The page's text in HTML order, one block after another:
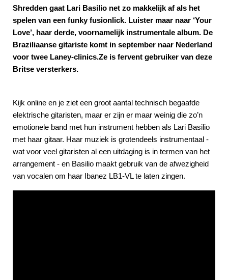
Shredden gaat Lari Basilio net zo makkelijk af als het
spelen van een funky fusionlick. Luister maar naar ‘Your
Love’, haar derde, voornamelijk instrumentale album. De
Braziliaanse gitariste komt in september naar Nederland
voor twee Laney-clinics.Ze is fervent gebruiker van deze
Britse versterkers.
Kijk online en je ziet een groot aantal technisch begaafde
elektrische gitaristen, maar er zijn er maar weinig die zo’n
emotionele band met hun instrument hebben als Lari Basilio
met haar gitaar. Haar muziek is grotendeels instrumentaal -
wat voor veel gitaristen al een uitdaging is in termen van het
arrangement - en Basilio maakt gebruik van de afwezigheid
van vocalen om haar Ibanez LB1-VL te laten zingen.